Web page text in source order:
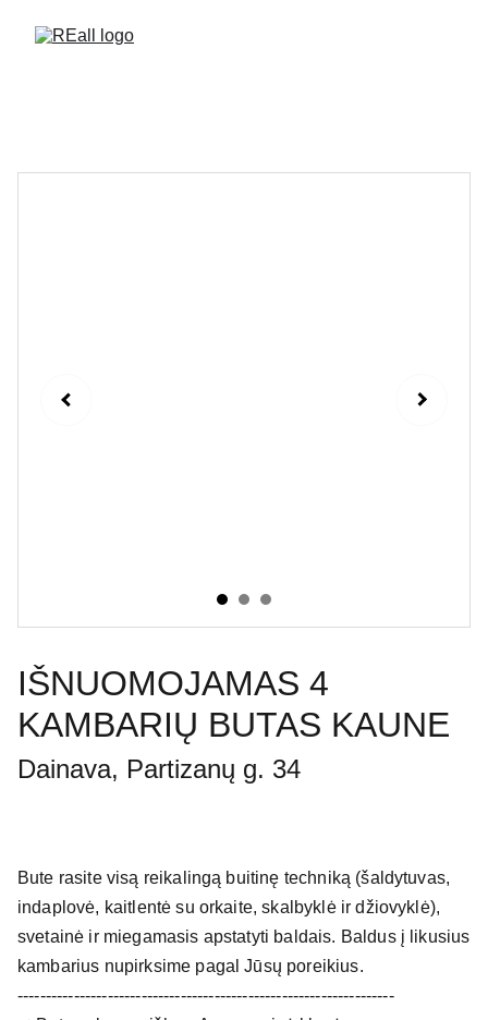
IŠNUOMOJAMAS 4
KAMBARIŲ BUTAS KAUNE
Dainava, Partizanų g. 34
Bute rasite visą reikalingą buitinę techniką (šaldytuvas,
indaplovė, kaitlentė su orkaite, skalbyklė ir džiovyklė),
svetainė ir miegamasis apstatyti baldais. Baldus į likusius
kambarius nupirksime pagal Jūsų poreikius.
-------------------------------------------------------------------